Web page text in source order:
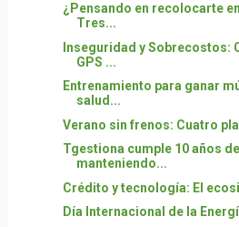
¿Pensando en recolocarte
Tres...
Inseguridad y Sobrecostos:
GPS ...
Entrenamiento para ganar
salud...
Verano sin frenos: Cuatro
Tgestiona cumple 10 años
manteniendo...
Crédito y tecnología: El
Día Internacional de la